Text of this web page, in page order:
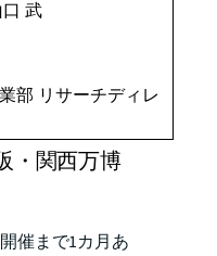
武
部 リサーチディレ
・関西万博
催まで1カ月あ